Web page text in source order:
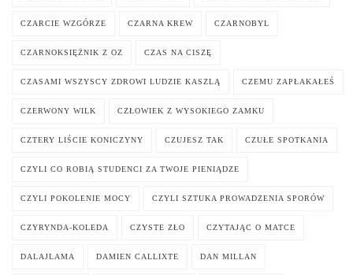
CZARCIE WZGÓRZE CZARNA KREW CZARNOBYL
CZARNOKSIĘŻNIK Z OZ CZAS NA CISZĘ
CZASAMI WSZYSCY ZDROWI LUDZIE KASZLĄ CZEMU ZAPŁAKAŁEŚ
CZERWONY WILK CZŁOWIEK Z WYSOKIEGO ZAMKU
CZTERY LIŚCIE KONICZYNY CZUJESZ TAK CZUŁE SPOTKANIA
CZYLI CO ROBIĄ STUDENCI ZA TWOJE PIENIĄDZE
CZYLI POKOLENIE MOCY CZYLI SZTUKA PROWADZENIA SPORÓW
CZYRYNDA-KOLEDA CZYSTE ZŁO CZYTAJĄC O MATCE
DALAJLAMA DAMIEN CALLIXTE DAN MILLAN